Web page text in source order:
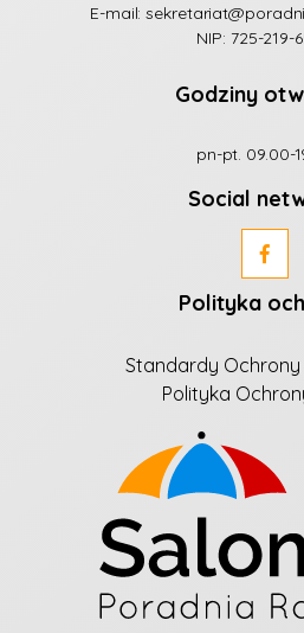
E-mail:
NIP: 725-219-
Godziny
pn-pt. 09.00-
Social
Polityka
Standardy Ochrony
Polityka